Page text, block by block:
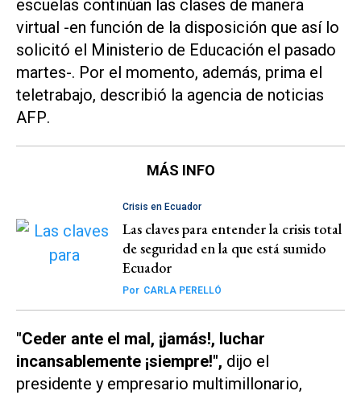
escuelas continúan las clases de manera
virtual -en función de la disposición que así lo
solicitó el Ministerio de Educación el pasado
martes-. Por el momento, además, prima el
teletrabajo, describió la agencia de noticias
AFP.
MÁS INFO
Crisis en Ecuador
Las claves para entender la crisis total
de seguridad en la que está sumido
Ecuador
Por CARLA PERELLÓ
"Ceder ante el mal, ¡jamás!, luchar
incansablemente ¡siempre!", dijo el
presidente y empresario multimillonario,